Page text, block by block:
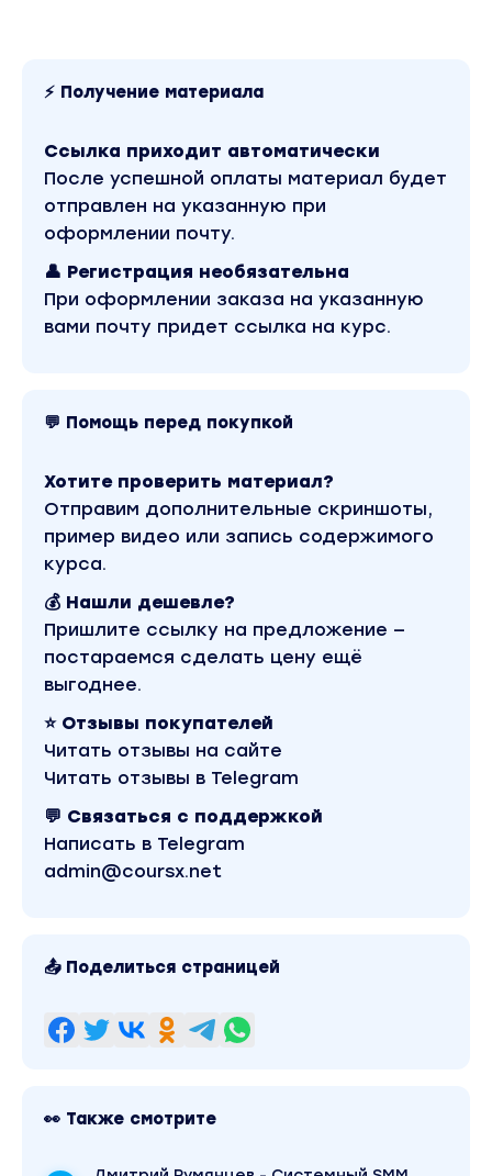
⚡ Получение материала
Ссылка приходит автоматически
После успешной оплаты материал будет
отправлен на указанную при
оформлении почту.
👤 Регистрация необязательна
При оформлении заказа на указанную
вами почту придет ссылка на курс.
💬 Помощь перед покупкой
Хотите проверить материал?
Отправим дополнительные скриншоты,
пример видео или запись содержимого
курса.
💰 Нашли дешевле?
Пришлите ссылку на предложение —
постараемся сделать цену ещё
выгоднее.
⭐ Отзывы покупателей
Читать отзывы на сайте
Читать отзывы в Telegram
💬 Связаться с поддержкой
Написать в Telegram
admin@coursx.net
📤 Поделиться страницей
👀 Также смотрите